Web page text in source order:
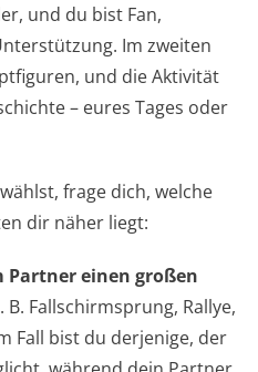
und du bist Fan,
Im zweiten
und die Aktivität
– eures Tages oder
frage dich, welche
dir näher liegt:
Partner einen großen
B. Fallschirmsprung, Rallye,
Fall bist du derjenige, der